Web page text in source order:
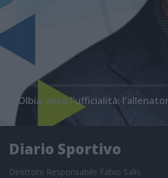
Olbia, ecco l'ufficialità:
Diario Sportivo
Direttore Responsabile Fabio Salis